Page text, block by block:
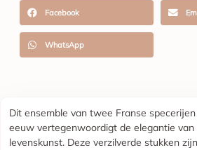
Facebook
WhatsApp
Dit ensemble van twee Franse
eeuw vertegenwoordigt de elegantie van
levenskunst. Deze verzilverde stukken